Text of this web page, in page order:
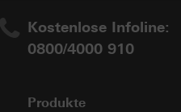
Kostenlose Infoline:
0800/4000 910
Produkte